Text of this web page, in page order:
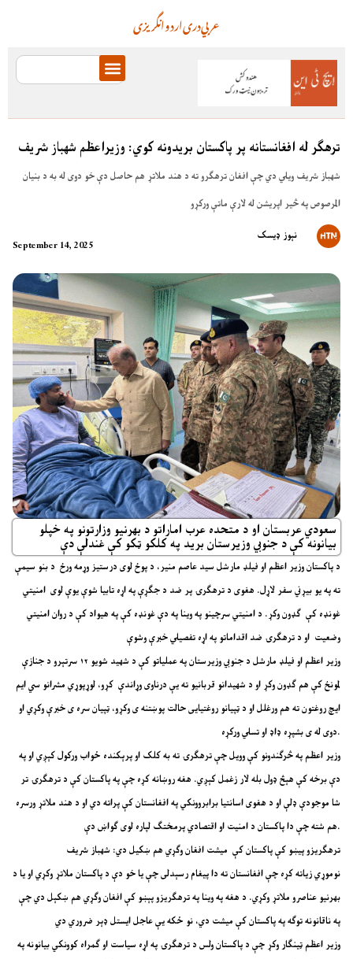
انگریزیاردودریعربي
ترهګر له افغانستانه پر پاکستان بریدونه کوي: وزیراعظم شهباز شریف
شهباز شریف ویلي دي چې افغان ترهګرو ته د هند ملاتړ هم حاصل دې خو دوی له به د بنیان
المرصوص په څیر اپریشن له لارې ماتې ورکړو
September 14, 2025
نېوز ډیسک
سعودي عربستان او د متحده عرب اماراتو د بهرنیو وزارتونو په خپلو
بیانونه کې د جنوبي وزیرستان برید په کلکو ټکو کې غندلې دې
د پاکستان وزیر اعظم او فیلډ مارشل سید عاصم منیر، د پوځ لوی درستیز وړمه ورځ د بنو سیمې
ته په یو بیړني سفر لاړل. هغوی د ترهګرۍ پر ضد د جګړې په اړه تابیا شوې یوې لوی امنیتي
غونډه کې ګډون وکړ. د امنیتي سرچینو په وینا په دې غونډه کې په هیواد کې د روان امنیتي
وضعیت او د ترهګرۍ ضد اقداماتو په اړه تفصیلي خبرې وشوې
وزیر اعظم او فیلډ مارشل د جنوبي وزیرستان په عملیاتو کې د شهید شویو ۱۲ سرتېرو د جنازې
لمونځ کې هم ګډون وکړ او د شهیدانو قربانیو ته یې درناوی وړاندې کړو، لوړپوړي مشرانو سي ایم
ایچ روغتون ته هم ورغلل او د ټپیانو روغتیایی حالت پوښتنه ی وکړو، ټپيان سره ی خبرې وکړي او
دوی له ی بشپړه ډاډ او تسلي ورکړه.
وزیر اعظم په څرګندونو کې وویل چې ترهګرۍ ته به کلک او پرېکنده ځواب ورکول کېږي او په
دې برخه کې هېڅ ډول بله لار زغمل کېږي. هغه روښانه کړه چې په پاکستان کې د ترهګرۍ تر
شا موجودې ډلې او د هغوی اسانتیا برابروونکي په افغانستان کې پراته دي او د هند ملاتړ ورسره
هم شته چې دا پاکستان د امنیت او اقتصادي پرمختګ لپاره لوی ګواښ دې.
ترهګریزو پیښو کې پاکستان کې میشت افغان وګړي هم ښکیل دي: شهباز شریف
نوموړي زیاته کړه چې افغانستان ته دا پیغام رسېدلی چې یا خو دې د پاکستان ملاتړ وکړي او یا د
بهرنیو عناصرو ملاتړ وکړي. د هغه په وینا په ترهګریزو پېښو کې افغان وګړي هم ښکېل دي چې
په ناقانونه توګه په پاکستان کې میشت دي، نو ځکه یې عاجل ایستل ډېر ضروري دي
وزیر اعظم ټینګار وکړ چې د پاکستان ولس د ترهګرۍ په اړه سیاست او ګمراه کوونکي بیانونه په